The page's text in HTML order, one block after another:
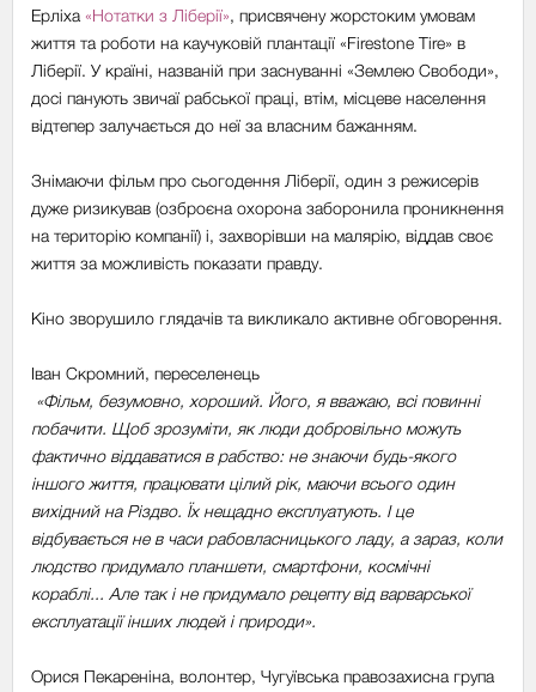
Ерліха «Нотатки з Ліберії», присвячену жорстоким умовам
життя та роботи на каучуковій плантації «Firestone Tire» в
Ліберії. У країні, названій при заснуванні «Землею Свободи»,
досі панують звичаї рабської праці, втім, місцеве населення
відтепер залучається до неї за власним бажанням.
Знімаючи фільм про сьогодення Ліберії, один з режисерів
дуже ризикував (озброєна охорона заборонила проникнення
на територію компанії) і, захворівши на малярію, віддав своє
життя за можливість показати правду.
Кіно зворушило глядачів та викликало активне обговорення.
Іван Скромний, переселенець
«Фільм, безумовно, хороший. Його, я вважаю, всі повинні
побачити. Щоб зрозуміти, як люди добровільно можуть
фактично віддаватися в рабство: не знаючи будь-якого
іншого життя, працювати цілий рік, маючи всього один
вихідний на Різдво. Їх нещадно експлуатують. І це
відбувається не в часи рабовласницького ладу, а зараз, коли
людство придумало планшети, смартфони, космічні
кораблі... Але так і не придумало рецепту від варварської
експлуатації інших людей і природи».
Орися Пекареніна, волонтер, Чугуївська правозахисна група